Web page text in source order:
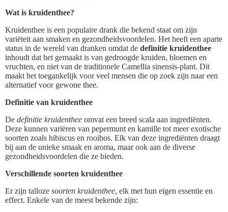
Wat is kruidenthee?
Kruidenthee is een populaire drank die bekend staat om zijn
variëteit aan smaken en gezondheidsvoordelen. Het heeft een aparte
status in de wereld van dranken omdat de definitie kruidenthee
inhoudt dat het gemaakt is van gedroogde kruiden, bloemen en
vruchten, en niet van de traditionele Camellia sinensis-plant. Dit
maakt het toegankelijk voor veel mensen die op zoek zijn naar een
alternatief voor gewone thee.
Definitie van kruidenthee
De definitie kruidenthee omvat een breed scala aan ingrediënten.
Deze kunnen variëren van pepermunt en kamille tot meer exotische
soorten zoals hibiscus en rooibos. Elk van deze ingrediënten draagt
bij aan de unieke smaak en aroma, maar ook aan de diverse
gezondheidsvoordelen die ze bieden.
Verschillende soorten kruidenthee
Er zijn talloze soorten kruidenthee, elk met hun eigen essentie en
effect. Enkele van de meest bekende zijn: